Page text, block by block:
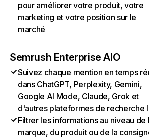
pour améliorer votre produit, votre
marketing et votre position sur le
marché
Semrush Enterprise AIO
Suivez chaque mention en temps
dans ChatGPT, Perplexity, Gemini,
Google AI Mode, Claude, Grok et
d'autres plateformes de recherche
Filtrer les informations au niveau de
marque, du produit ou de la